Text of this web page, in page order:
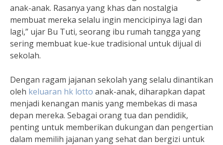
anak-anak. Rasanya yang khas dan nostalgia
membuat mereka selalu ingin mencicipinya lagi dan
lagi,” ujar Bu Tuti, seorang ibu rumah tangga yang
sering membuat kue-kue tradisional untuk dijual di
sekolah.
Dengan ragam jajanan sekolah yang selalu dinantikan
oleh keluaran hk lotto anak-anak, diharapkan dapat
menjadi kenangan manis yang membekas di masa
depan mereka. Sebagai orang tua dan pendidik,
penting untuk memberikan dukungan dan pengertian
dalam memilih jajanan yang sehat dan bergizi untuk